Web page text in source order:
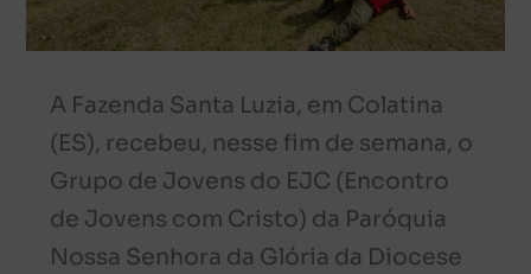
A Fazenda Santa Luzia, em Colatina
(ES), recebeu, nesse fim de semana, o
Grupo de Jovens do EJC (Encontro
de Jovens com Cristo) da Paróquia
Nossa Senhora da Glória da Diocese